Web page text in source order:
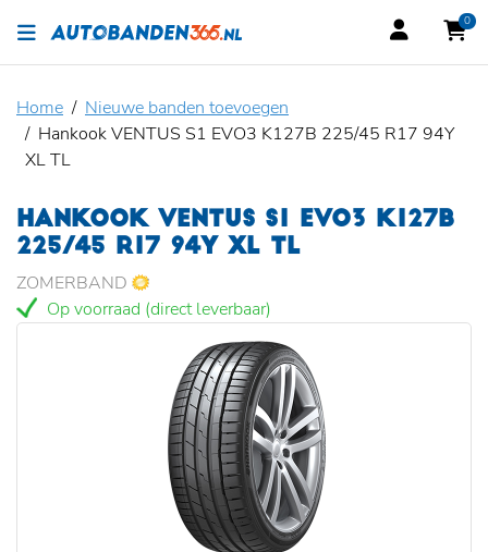
0
Home
Nieuwe banden toevoegen
Hankook VENTUS S1 EVO3 K127B 225/45 R17 94Y
XL TL
HANKOOK VENTUS S1 EVO3 K127B
225/45 R17 94Y XL TL
ZOMERBAND
Op voorraad (direct leverbaar)